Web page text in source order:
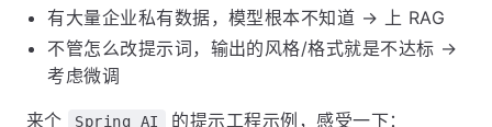
有大量企业私有数据，模型根本不知道 → 上 RAG
不管怎么改提示词，输出的风格/格式就是不达标 →
考虑微调
来个 Spring AI 的提示工程示例，感受一下：